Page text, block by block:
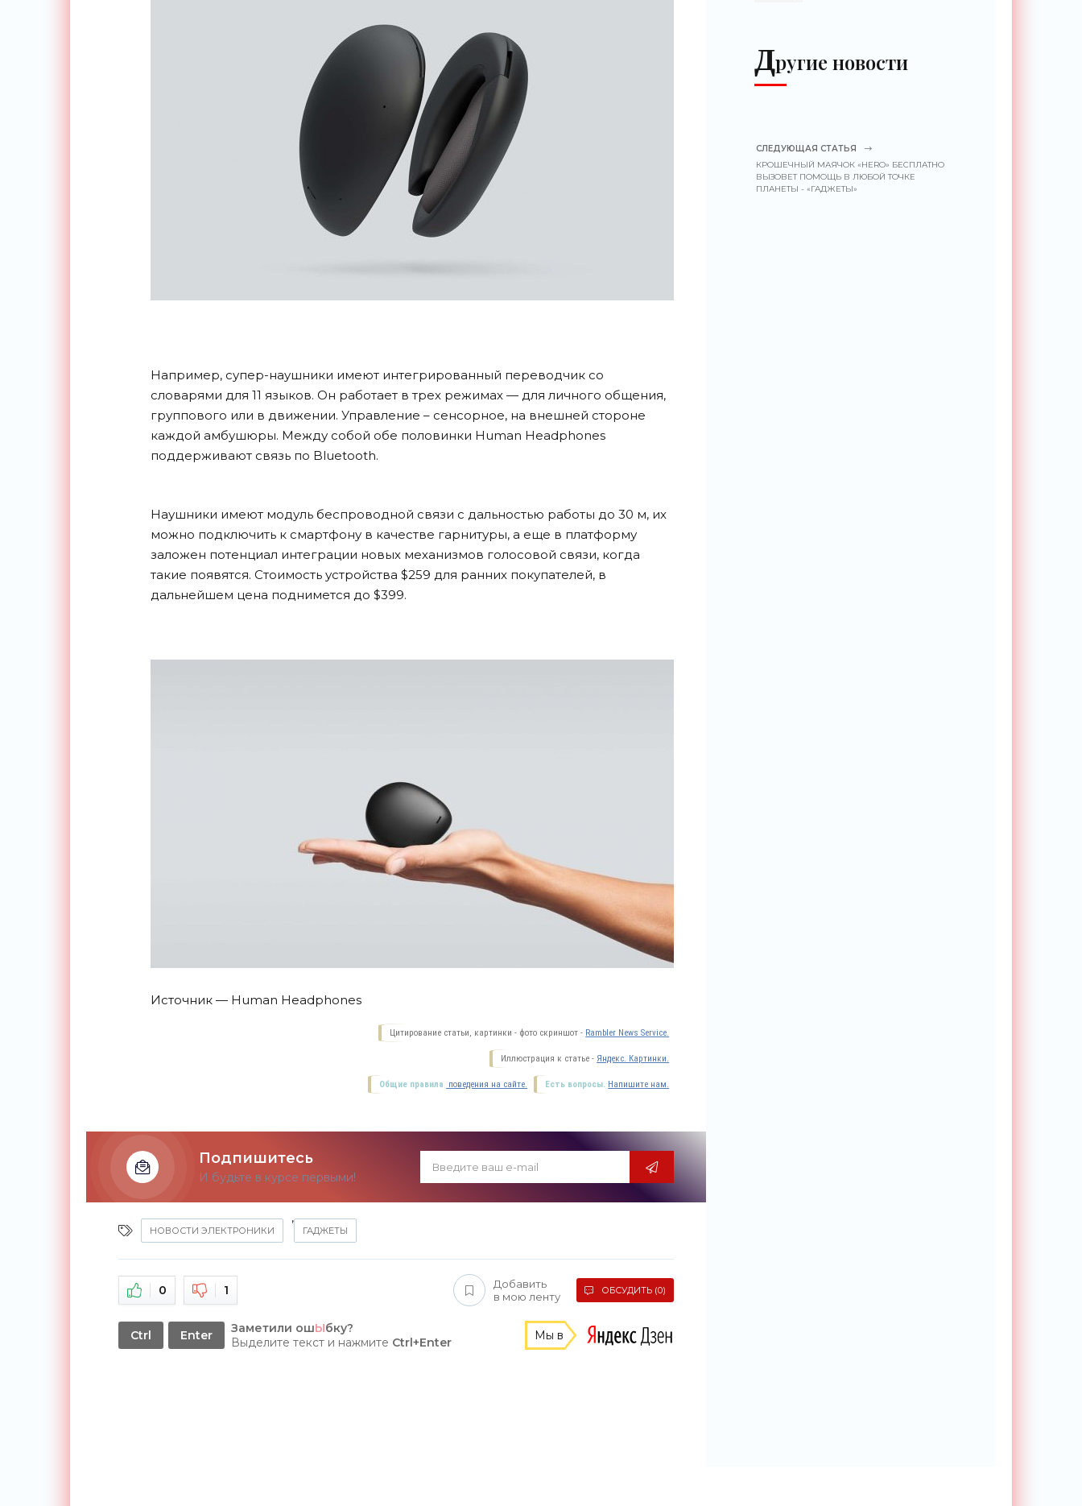
Например, супер-наушники имеют интегрированный переводчик со
словарями для 11 языков. Он работает в трех режимах — для личного общения,
группового или в движении. Управление – сенсорное, на внешней стороне
каждой амбушюры. Между собой обе половинки Human Headphones
поддерживают связь по Bluetooth.
Наушники имеют модуль беспроводной связи с дальностью работы до 30 м, их
можно подключить к смартфону в качестве гарнитуры, а еще в платформу
заложен потенциал интеграции новых механизмов голосовой связи, когда
такие появятся. Стоимость устройства $259 для ранних покупателей, в
дальнейшем цена поднимется до $399.
Источник — Human Headphones
Цитирование статьи, картинки - фото скриншот - Rambler News Service.
Иллюстрация к статье - Яндекс. Картинки.
Есть вопросы. Напишите нам.
Общие правила поведения на сайте.
Подпишитесь
И будьте в курсе первыми!
НОВОСТИ ЭЛЕКТРОНИКИ
,
ГАДЖЕТЫ
0 1
Добавить
в мою ленту
ОБСУДИТЬ (0)
Ctrl Enter Заметили ошЫбку?
Выделите текст и нажмите Ctrl+Enter Мы в
Другие новости
СЛЕДУЮЩАЯ СТАТЬЯ
КРОШЕЧНЫЙ МАЯЧОК «HERO» БЕСПЛАТНО
ВЫЗОВЕТ ПОМОЩЬ В ЛЮБОЙ ТОЧКЕ
ПЛАНЕТЫ - «ГАДЖЕТЫ»